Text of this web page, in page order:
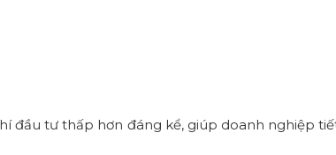
đầu tư thấp hơn đáng kể, giúp doanh nghiệp